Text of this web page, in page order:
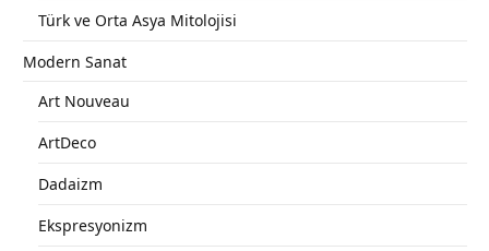
Türk ve Orta Asya Mitolojisi
Modern Sanat
Art Nouveau
ArtDeco
Dadaizm
Ekspresyonizm